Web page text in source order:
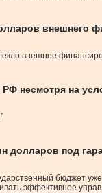
внешнего
внешнее
несмотря на
долларов под
бюджет
эффективное